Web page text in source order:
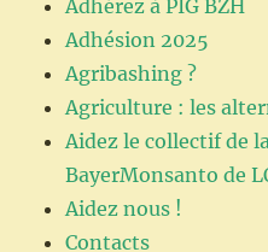
Adhérez à PIG BZH
Adhésion 2025
Agribashing ?
Agriculture : les
Aidez le collectif de
BayerMonsanto de
Aidez nous !
Contacts